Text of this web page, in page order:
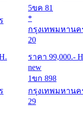
5ขค 81
*
กรุงเทพมหานค
20
ราคา 99,000.-
new
1ขก 898
กรุงเทพมหานค
29